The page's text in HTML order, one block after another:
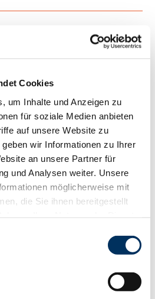
Cookies
um Inhalte und Anzeigen zu
für soziale Medien anbieten
auf unsere Website zu
wir Informationen zu Ihrer
an unsere Partner für
und Analysen weiter. Unsere
möglicherweise mit
die Sie ihnen bereitgestellt
Webseite weiterhin nutzen.
100 112 124
106
129
91